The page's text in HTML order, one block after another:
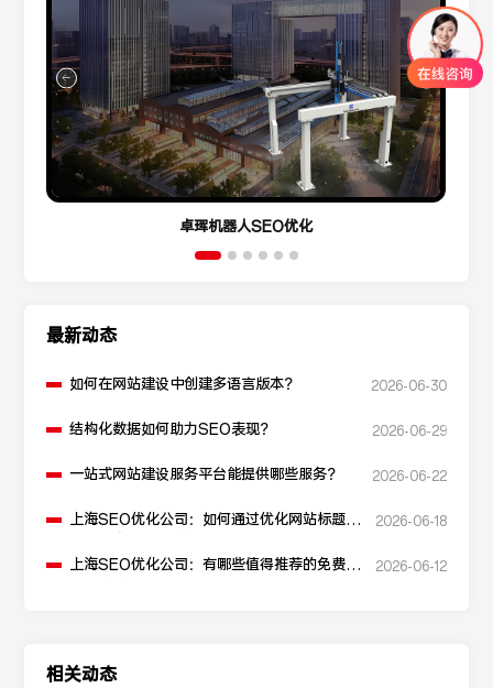
卓珲机器人SEO优化
最新动态
如何在网站建设中创建多语言版本？ 2026-06-30
结构化数据如何助力SEO表现？ 2026-06-29
一站式网站建设服务平台能提供哪些服务？ 2026-06-22
上海SEO优化公司：如何通过优化网站标题提
2026-06-18
上海SEO优化公司：有哪些值得推荐的免费
2026-06-12
相关动态